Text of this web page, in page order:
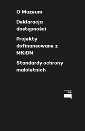
O Muzeum
Deklaracja
dostępności
Projekty
dofinansowane z
MKiDN
Standardy ochrony
małoletnich